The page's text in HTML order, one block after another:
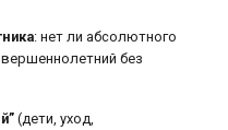
: нет ли абсолютного
без
(дети, уход,